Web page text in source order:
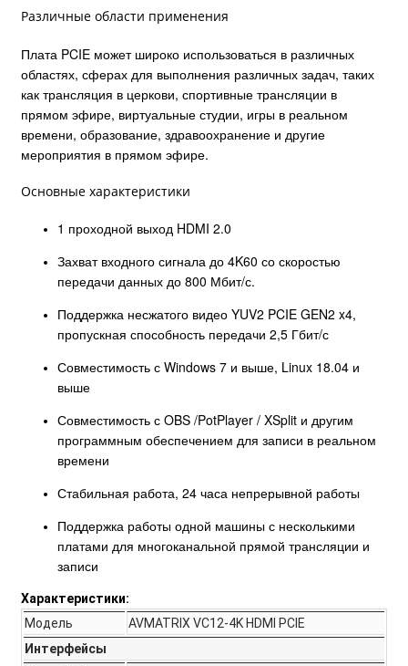
Различные области применения
Плата PCIE может широко использоваться в различных
областях, сферах для выполнения различных задач, таких
как трансляция в церкови, спортивные трансляции в
прямом эфире, виртуальные студии, игры в реальном
времени, образование, здравоохранение и другие
мероприятия в прямом эфире.
Основные характеристики
1 проходной выход HDMI 2.0
Захват входного сигнала до 4K60 со скоростью
передачи данных до 800 Мбит/с.
Поддержка несжатого видео YUV2 PCIE GEN2 x4,
пропускная способность передачи 2,5 Гбит/с
Совместимость с Windows 7 и выше, Linux 18.04 и
выше
Совместимость с OBS /PotPlayer / XSplit и другим
программным обеспечением для записи в реальном
времени
Стабильная работа, 24 часа непрерывной работы
Поддержка работы одной машины с несколькими
платами для многоканальной прямой трансляции и
записи
Характеристики:
Модель
AVMATRIX VC12-4K HDMI PCIE
Интерфейсы